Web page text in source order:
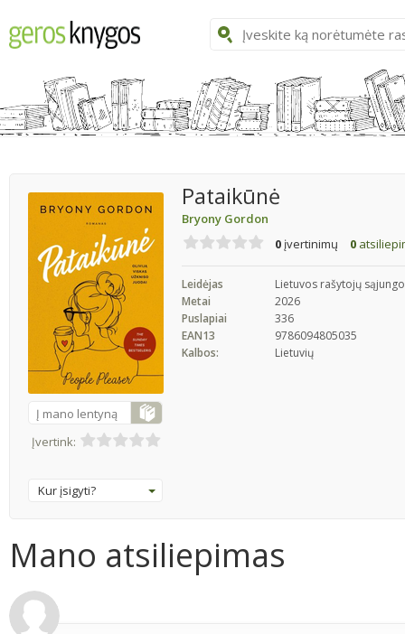
Į mano lentyną
Įvertink:
Kur įsigyti?
Pataikūnė
Bryony Gordon
0 įvertinimų 0
Leidėjas
Lietuvos rašytojų
Metai
2026
Puslapiai
336
EAN13
9786094805035
Kalbos:
Lietuvių
Mano atsiliepimas